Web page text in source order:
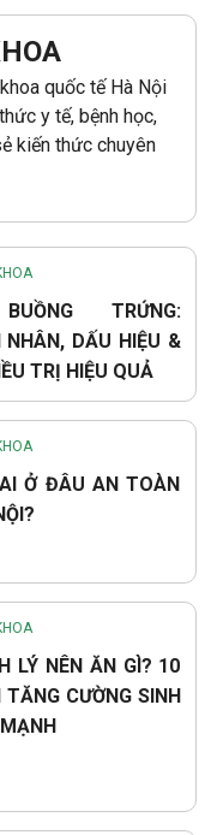
quốc tế Hà Nội
y tế, bệnh học,
kiến thức chuyên
TRỨNG:
NHÂN, DẤU HIỆU &
TRỊ HIỆU QUẢ
Ở ĐÂU AN TOÀN
LÝ NÊN ĂN GÌ? 10
TĂNG CƯỜNG SINH